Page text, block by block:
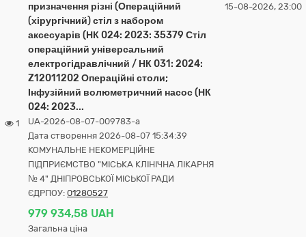
1
призначення різні (Операційний
(хірургічний) стіл з набором
аксесуарів (НК 024: 2023: 35379 Стіл
операційний універсальний
електрогідравлічний / НК 031: 2024:
Z12011202 Операційні столи;
Інфузійний волюметричний насос (НК
024: 2023...
UA-2026-08-07-009783-a
Дата створення 2026-08-07 15:34:39
КОМУНАЛЬНЕ НЕКОМЕРЦІЙНЕ
ПІДПРИЄМСТВО "МІСЬКА КЛІНІЧНА ЛІКАРНЯ
№ 4" ДНІПРОВСЬКОЇ МІСЬКОЇ РАДИ
ЄДРПОУ: 01280527
979 934,58 UAH
Загальна ціна
15-08-2026, 23:00